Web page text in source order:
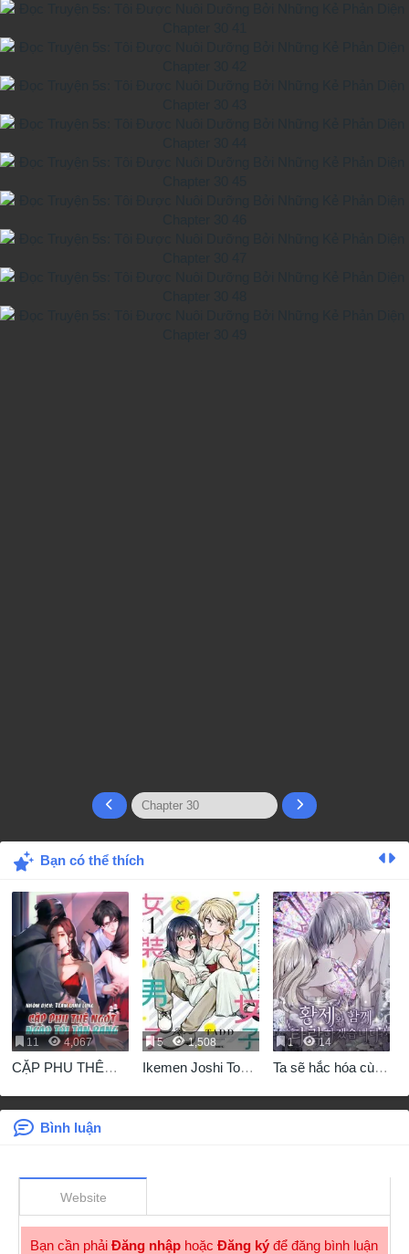
Bạn có thể thích
11 4,067
CẶP PHU THÊ
5 1,508
Ikemen Joshi To
1 14
Ta sẽ hắc hóa cùng
Bình luận
Website
Bạn cần phải Đăng nhập hoặc Đăng ký để đăng bình luận